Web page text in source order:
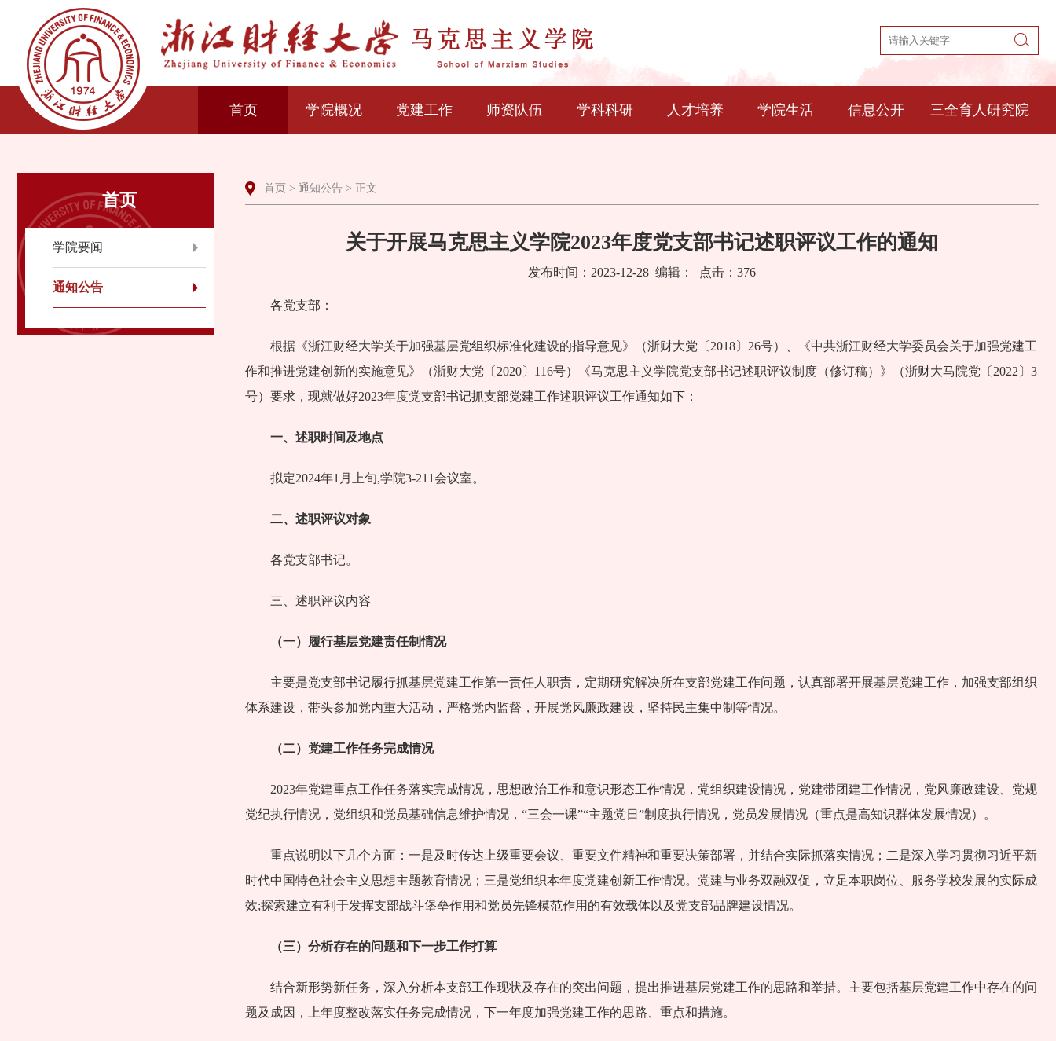
首页 学院概况 党建工作 师资队伍 学科科研 人才培养 学院生活 信息公开 三全育人研究院
首页
学院要闻
通知公告
首页 > 通知公告 > 正文
关于开展马克思主义学院2023年度党支部书记述职评议工作的通知
发布时间：2023-12-28 编辑： 点击： 376
各党支部：
根据《浙江财经大学关于加强基层党组织标准化建设的指导意见》（浙财大党〔2018〕26号）、《中共浙江财经大学委员会关于加强党建工
作和推进党建创新的实施意见》（浙财大党〔2020〕116号）《马克思主义学院党支部书记述职评议制度（修订稿）》（浙财大马院党〔2022〕3
号）要求，现就做好2023年度党支部书记抓支部党建工作述职评议工作通知如下：
一、 述职时间及地点
拟定2024年1月上旬,学院3-211会议室。
二、 述职评议对象
各党支部书记。
三、述职评议内容
（一）履行基层党建责任制情况
主要是党支部书记履行抓基层党建工作第一责任人职责，定期研究解决所在支部党建工作问题，认真部署开展基层党建工作，加强支部组织
体系建设，带头参加党内重大活动，严格党内监督，开展党风廉政建设，坚持民主集中制等情况。
（二）党建工作任务完成情况
2023年党建重点工作任务落实完成情况，思想政治工作和意识形态工作情况，党组织建设情况，党建带团建工作情况，党风廉政建设、党规
党纪执行情况，党组织和党员基础信息维护情况，“三会一课”“主题党日”制度执行情况，党员发展情况（重点是高知识群体发展情况）。
重点说明以下几个方面：一是及时传达上级重要会议、重要文件精神和重要决策部署，并结合实际抓落实情况；二是深入学习贯彻习近平新
时代中国特色社会主义思想主题教育情况；三是党组织本年度党建创新工作情况。党建与业务双融双促，立足本职岗位、服务学校发展的实际成
效;探索建立有利于发挥支部战斗堡垒作用和党员先锋模范作用的有效载体以及党支部品牌建设情况。
（三）分析存在的问题和下一步工作打算
结合新形势新任务，深入分析本支部工作现状及存在的突出问题，提出推进基层党建工作的思路和举措。主要包括基层党建工作中存在的问
题及成因，上年度整改落实任务完成情况，下一年度加强党建工作的思路、重点和措施。